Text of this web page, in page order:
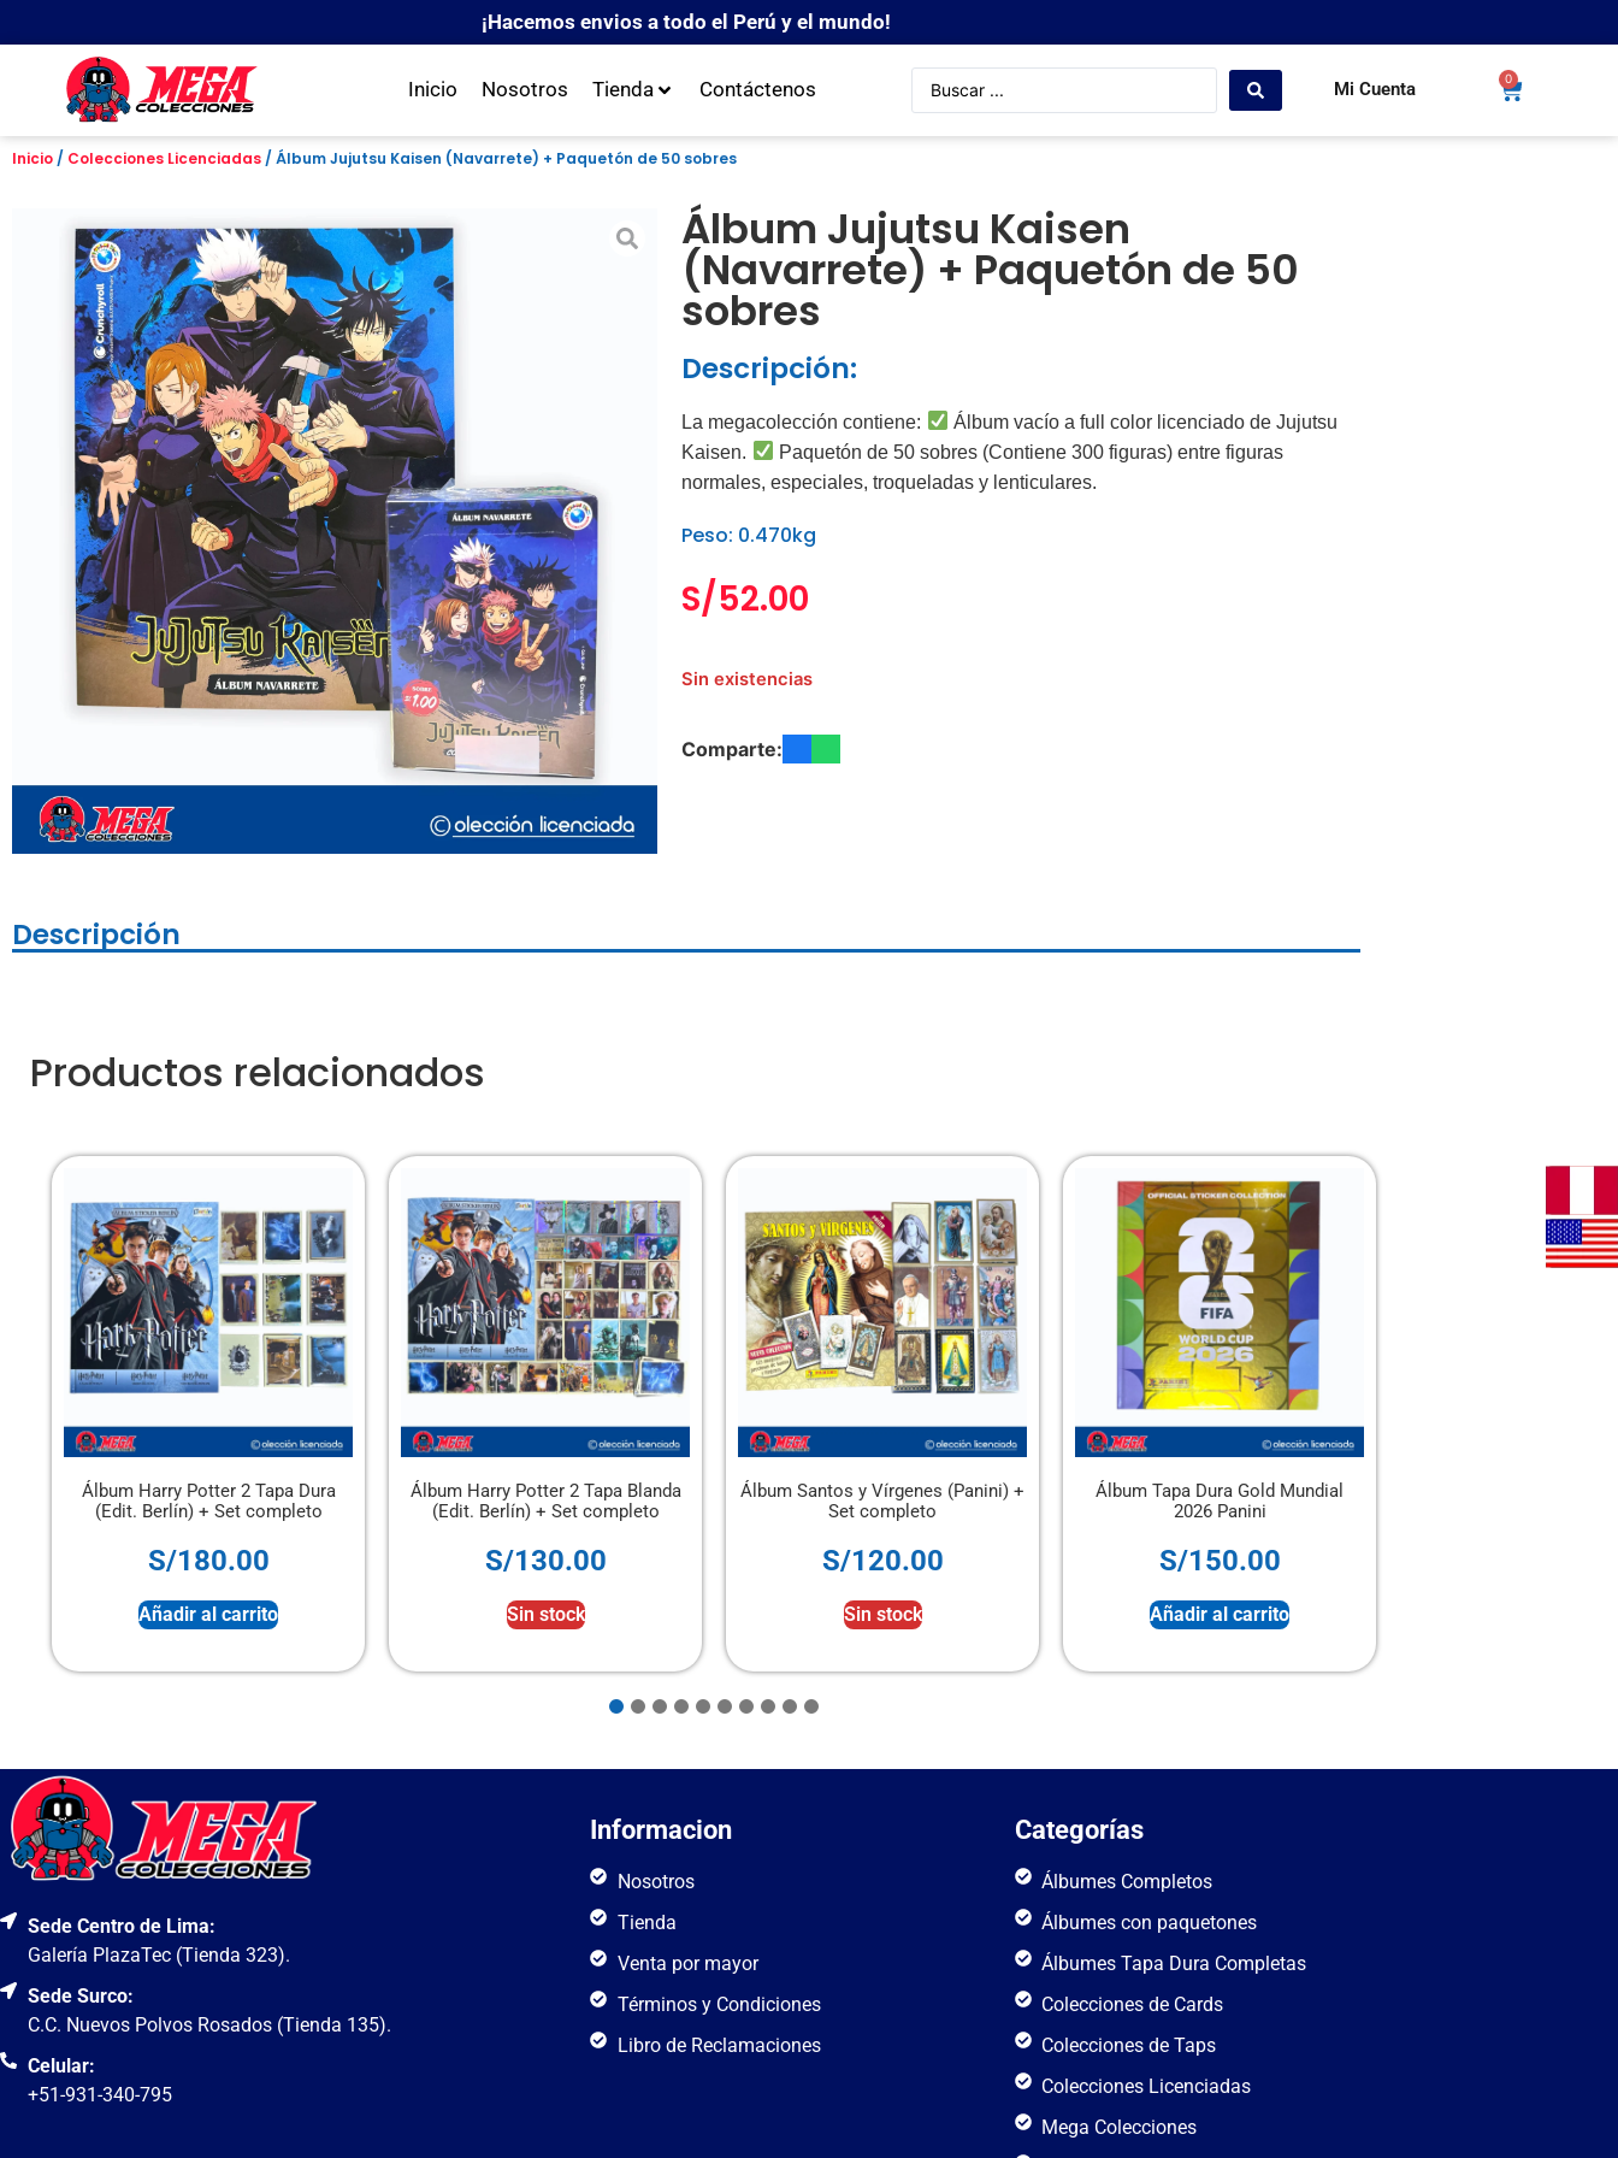
¡Hacemos envios a todo el Perú y el mundo!
Inicio Nosotros Tienda Contáctenos Mi Cuenta
0
Inicio / Colecciones Licenciadas / Álbum Jujutsu Kaisen (Navarrete) + Paquetón de 50 sobres
Álbum Jujutsu Kaisen
(Navarrete) + Paquetón de 50
sobres
Descripción:
La megacolección contiene:
Álbum vacío a full color licenciado de Jujutsu
Kaisen.
Paquetón de 50 sobres (Contiene 300 figuras) entre figuras
normales, especiales, troqueladas y lenticulares.
Peso: 0.470kg
S/52.00
Sin existencias
Comparte:
Descripción
Productos relacionados
2 Tapa Dura
+ Set completo
Álbum Harry Potter 2 Tapa Blanda
(Edit. Berlín) + Set completo
Álbum Santos y Vírgenes (Panini) +
Set completo
Álbum Tapa Dura Gold Mundial
Álbum Panini Tapa Blanda + 4
Sede Centro de Lima:
Galería PlazaTec (Tienda 323).
Sede Surco:
C.C. Nuevos Polvos Rosados (Tienda 135).
Celular:
+51-931-340-795
Informacion
Nosotros
Tienda
Venta por mayor
Términos y Condiciones
Libro de Reclamaciones
Categorías
Álbumes Completos
Álbumes con paquetones
Álbumes Tapa Dura Completas
Colecciones de Cards
Colecciones de Taps
Colecciones Licenciadas
Mega Colecciones